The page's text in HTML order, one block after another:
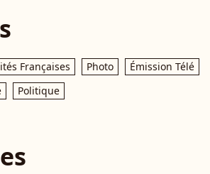
Françaises Photo
Émission Télé
Politique